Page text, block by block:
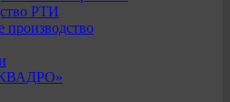
РТИ
производство